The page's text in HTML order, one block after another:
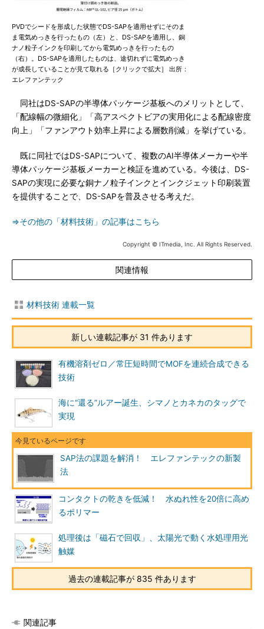
PVDでシードを形成した状態でDS-SAPを適用せずにそのま
ま電気めっきを行ったもの（左）と、DS-SAPを適用し、銅
ナノ粒子インクを印刷してから電気めっきを行ったもの
（右）。DS-SAPを適用したものは、途切れずに電気めっき
が成長していることが見て取れる［クリックで拡大］ 出所：
エレファンテック
同社はDS-SAPの半導体パッケージ基板へのメリットとして、
「配線幅の微細化」「高アスペクトビアの実用化による配線密度
向上」「ファンアウト効率上昇による層数削減」を挙げている。
既に同社ではDS-SAPについて、複数のAI半導体メーカーや半
導体パッケージ基板メーカーと検証を進めている。今後は、DS-
SAPの実現に必要な銅ナノ粒子インクとインクジェット印刷装置
を提供することで、DS-SAPを普及させる考えだ。
⇒その他の「材料技術」の記事はこちら
Copyright © ITmedia, Inc. All Rights Reserved.
関連情報
材料技術 連載一覧
新しい連載記事が 31 件あります
有機溶剤ゼロ／常圧短時間でMOFを連続合成できる
技術
海に“還る”ルアー誕生、シマノとカネカのタッグで
実現
SAP法の課題を解消！ エレファンテックの新製
法
コンタクトの乾きを低減！ 水ぬれ性を20倍に高め
るポリマー
処理後は「磁石で回収」、太陽光で動く水処理用光
触媒
過去の連載記事が 835 件あります
関連記事